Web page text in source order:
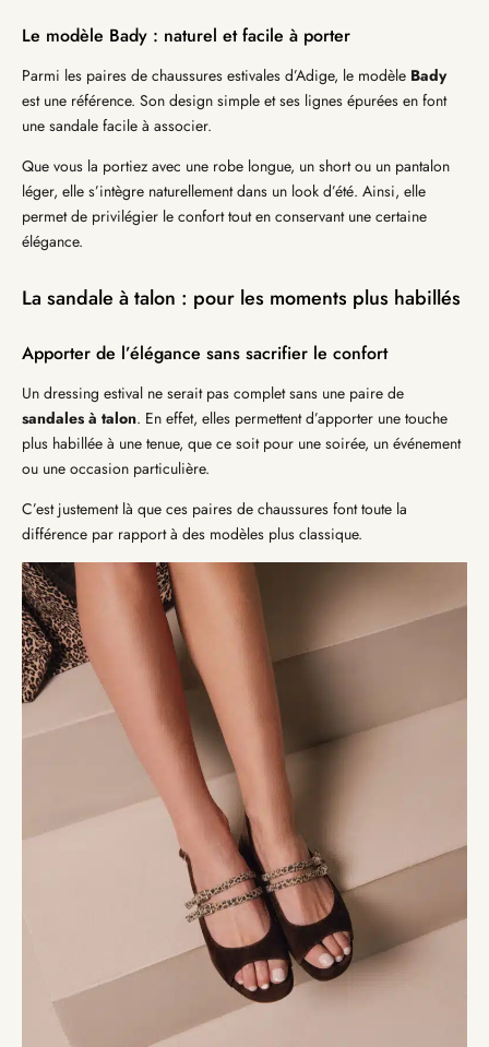
Le modèle Bady : naturel et facile à porter
Parmi les paires de chaussures estivales d’Adige, le modèle Bady
est une référence. Son design simple et ses lignes épurées en font
une sandale facile à associer.
Que vous la portiez avec une robe longue, un short ou un pantalon
léger, elle s’intègre naturellement dans un look d’été. Ainsi, elle
permet de privilégier le confort tout en conservant une certaine
élégance.
La sandale à talon : pour les moments plus habillés
Apporter de l’élégance sans sacrifier le confort
Un dressing estival ne serait pas complet sans une paire de
sandales à talon. En effet, elles permettent d’apporter une touche
plus habillée à une tenue, que ce soit pour une soirée, un événement
ou une occasion particulière.
C’est justement là que ces paires de chaussures font toute la
différence par rapport à des modèles plus classique.